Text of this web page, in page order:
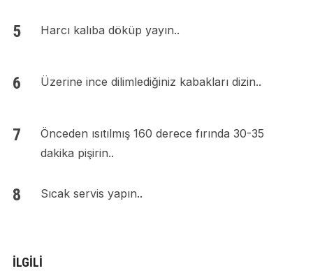
Harcı kalıba döküp yayın..
Üzerine ince dilimlediğiniz kabakları dizin..
Önceden ısıtılmış 160 derece fırında 30-35
dakika pişirin..
Sıcak servis yapın..
İLGILI